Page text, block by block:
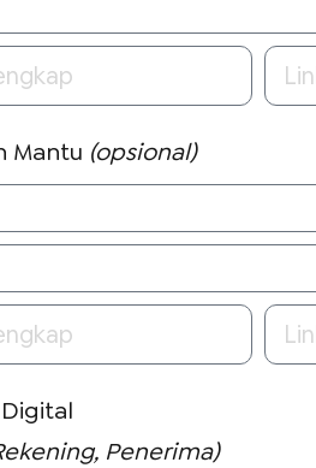
Mantu (opsional)
Penerima)